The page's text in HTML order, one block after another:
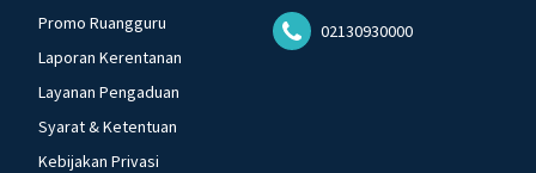
Promo Ruangguru
Laporan Kerentanan
Layanan Pengaduan
Syarat & Ketentuan
Kebijakan Privasi
02130930000